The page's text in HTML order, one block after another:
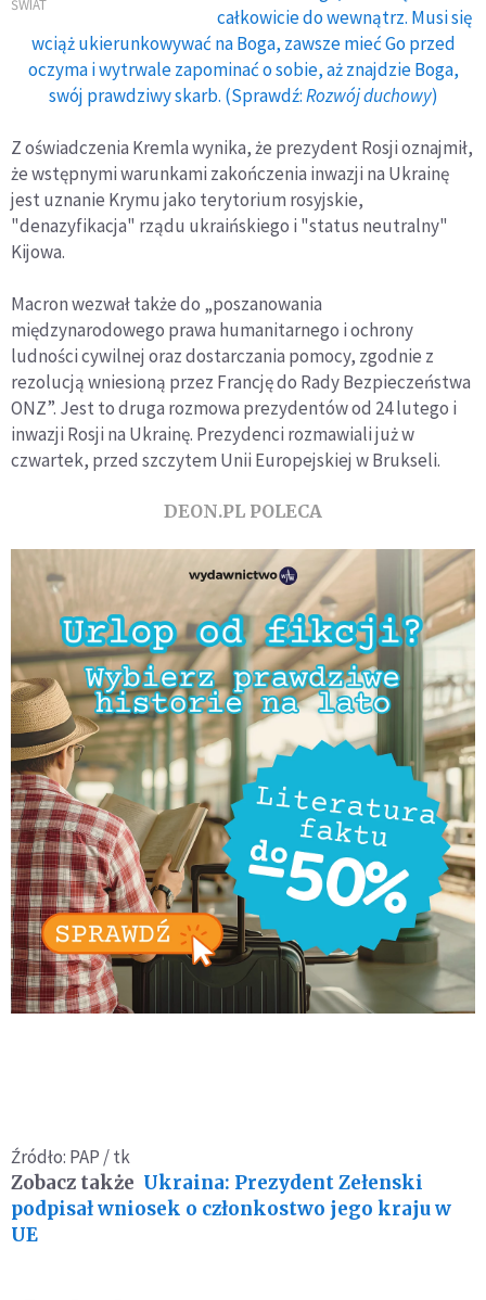
Uralu
ŚWIAT
całkowicie do wewnątrz. Musi się
wciąż ukierunkowywać na Boga, zawsze mieć Go przed
oczyma i wytrwale zapominać o sobie, aż znajdzie Boga,
swój prawdziwy skarb. (Sprawdź:Rozwój duchowy)
Z oświadczenia Kremla wynika, że prezydent Rosji oznajmił,
że wstępnymi warunkami zakończenia inwazji na Ukrainę
jest uznanie Krymu jako terytorium rosyjskie,
"denazyfikacja" rządu ukraińskiego i "status neutralny"
Kijowa.
Macron wezwał także do „poszanowania
międzynarodowego prawa humanitarnego i ochrony
ludności cywilnej oraz dostarczania pomocy, zgodnie z
rezolucją wniesioną przez Francję do Rady Bezpieczeństwa
ONZ”. Jest to druga rozmowa prezydentów od 24 lutego i
inwazji Rosji na Ukrainę. Prezydenci rozmawiali już w
czwartek, przed szczytem Unii Europejskiej w Brukseli.
DEON.PL POLECA
Źródło: PAP / tk
Zobacz także Ukraina: Prezydent Zełenski
podpisał wniosek o członkostwo jego kraju w
UE